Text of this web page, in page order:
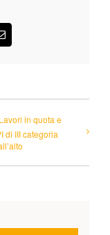
in quota e
di III categoria